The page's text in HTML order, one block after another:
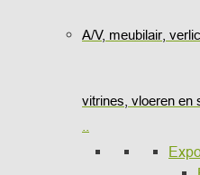
A/V, meubilair,
vitrines, vloeren en